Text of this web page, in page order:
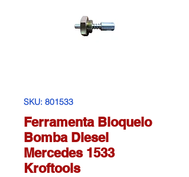
SKU: 801533
Ferramenta Bloqueio
Bomba Diesel
Mercedes 1533
Kroftools